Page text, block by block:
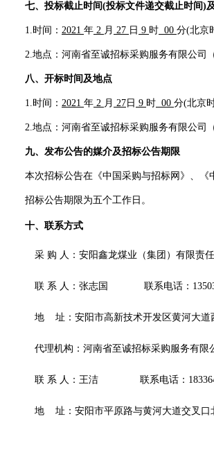
七、投标截止时间(投标文件递交截止时间)
1.时间： 2021 年 2 月 27 日 9 时 00 分(北京
2.地点： 河南省至诚招标采购服务有限公司
八、开标时间及地点
1.时间： 2021 年 2 月 27 日 9 时 00 分(北京
2.地点： 河南省至诚招标采购服务有限公司
九、发布公告的媒介及招标公告期限
本次招标公告在 《中国采购与招标网》、《
招标公告期限为五个工作日。
十、 联系方式
采 购 人：安阳鑫龙煤业（集团）有限责
联 系 人：张志国 联系电话：
地 址： 安阳市高新技术开发区黄河大道
代理机构： 河南省至诚招标采购服务有限
联 系 人： 王洁 联系电话：
地 址：安阳市平原路与黄河大道交叉口